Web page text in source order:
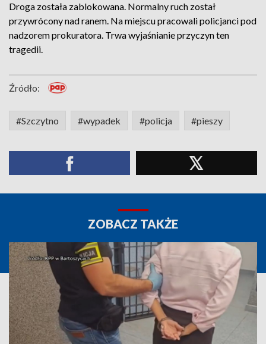
Droga została zablokowana. Normalny ruch został
przywrócony nad ranem. Na miejscu pracowali policjanci pod
nadzorem prokuratora. Trwa wyjaśnianie przyczyn ten
tragedii.
Źródło:
#Szczytno #wypadek #policja #pieszy
ZOBACZ TAKŻE